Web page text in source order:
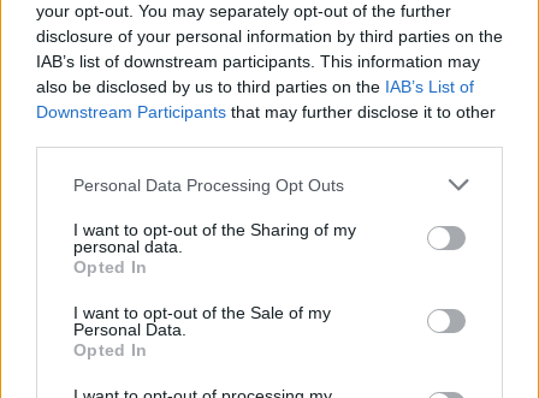
your opt-out. You may separately opt-out of the further
disclosure of your personal information by third parties on the
IAB’s list of downstream participants. This information may
also be disclosed by us to third parties on the IAB’s List of
Downstream Participants that may further disclose it to other
Please note that this website/app uses one or more Google
not limited to your visit or usage behaviour. You may click to
grant or deny consent to Google and its third-party tags to
use your data for below specified purposes in below Google
consent section.
Personal Data Processing Opt Outs
I want to opt-out of the Sharing of my
personal data.
Opted In
I want to opt-out of the Sale of my
Personal Data.
Opted In